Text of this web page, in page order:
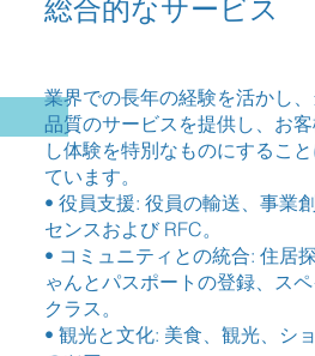
総合的なサービス
業界での長年の経験を活かし
品質のサービスを提供し、お
し体験を特別なものにするこ
ています。
• 役員支援: 役員の輸送、事業
センスおよび RFC。
• コミュニティとの統合: 住居
ゃんとパスポートの登録、ス
クラス。
• 観光と文化: 美食、観光、シ